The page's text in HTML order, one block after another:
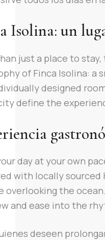
Isolina: un
just a place to
of Finca Isolina: a
designed
define the
day at your own
with locally sourced
overlooking the
and ease into the
deseen